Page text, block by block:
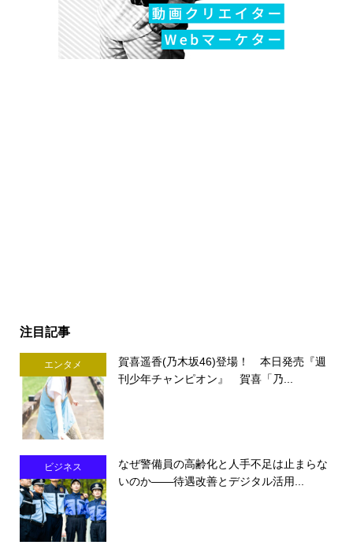
注目記事
エンタメ
賀喜遥香(乃木坂46)登場！ 本日発売『週
刊少年チャンピオン』 賀喜「乃...
ビジネス
なぜ警備員の高齢化と人手不足は止まらな
いのか――待遇改善とデジタル活用...